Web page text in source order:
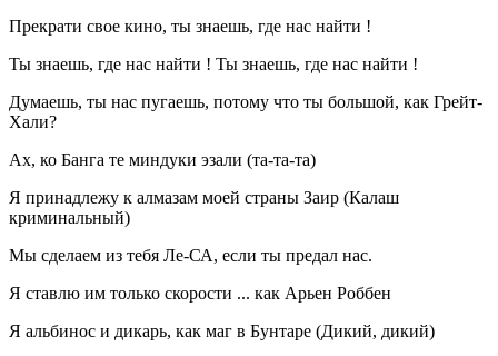
Прекрати свое кино, ты знаешь, где нас найти !
Ты знаешь, где нас найти ! Ты знаешь, где нас найти !
Думаешь, ты нас пугаешь, потому что ты большой, как Грейт-
Хали?
Ах, ко Банга те миндуки эзали (та-та-та)
Я принадлежу к алмазам моей страны Заир (Калаш
криминальный)
Мы сделаем из тебя Ле-СА, если ты предал нас.
Я ставлю им только скорости ... как Арьен Роббен
Я альбинос и дикарь, как маг в Бунтаре (Дикий, дикий)